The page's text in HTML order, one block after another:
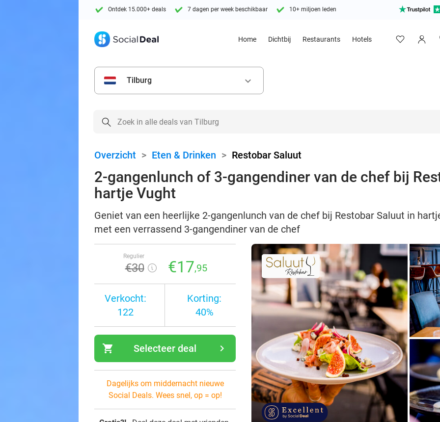
Ontdek 15.000+ deals 7 dagen per week beschikbaar 10+ miljoen leden
Home Dichtbij Restaurants Hotels
Tilburg keyboard_arrow_down
Overzicht > Eten & Drinken > Restobar Saluut
2-gangenlunch of 3-gangendiner van de chef bij
hartje Vught
Geniet van een heerlijke 2-gangenlunch van de chef bij Restobar Saluut in
met een verrassend 3-gangendiner van de chef
Regulier
€30 €17,95
Verkocht:
122
Korting:
40%
shopping_cart navigate_next
Selecteer deal
Dagelijks om middernacht nieuwe
Social Deals. Wees snel, op = op!